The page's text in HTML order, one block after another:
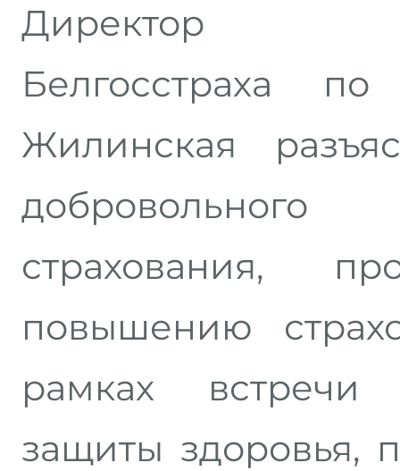
Директор
Белгосстраха
Жилинская
страхования,
повышению
рамках
защиты здоровья,